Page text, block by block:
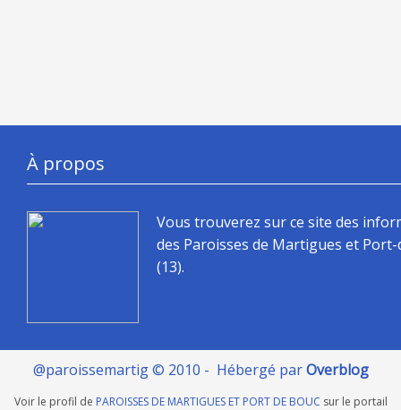
À propos
Vous trouverez sur ce site des
des Paroisses de Martigues et
(13).
@paroissemartig © 2010 - Hébergé parOverblog
Voir le profil de PAROISSES DE MARTIGUES ET PORT DE BOUC sur le portail